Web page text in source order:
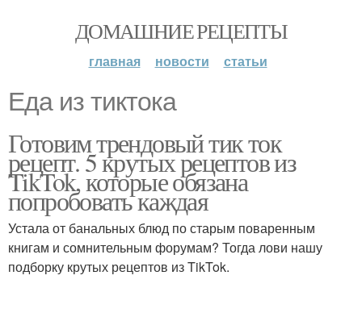
ДОМАШНИЕ РЕЦЕПТЫ
главная новости статьи
Еда из тиктока
Готовим трендовый тик ток
рецепт. 5 крутых рецептов из
TikTok, которые обязана
попробовать каждая
Устала от банальных блюд по старым поваренным
книгам и сомнительным форумам? Тогда лови нашу
подборку крутых рецептов из TikTok.